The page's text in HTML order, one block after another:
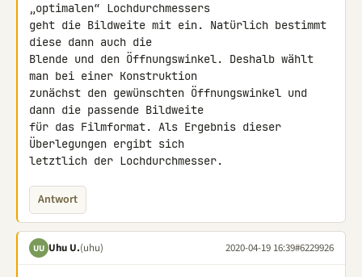
„optimalen“ Lochdurchmessers
geht die Bildweite mit ein. Natürlich bestimmt
diese dann auch die
Blende und den Öffnungswinkel. Deshalb wählt
man bei einer Konstruktion
zunächst den gewünschten Öffnungswinkel und
dann die passende Bildweite
für das Filmformat. Als Ergebnis dieser
Überlegungen ergibt sich
letztlich der Lochdurchmesser.
Antwort
UU Uhu U.(uhu) 2020-04-19 16:39#6229926